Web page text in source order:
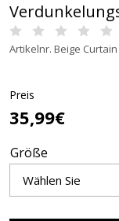
Artikelnr. Beige Curtain
Preis
35,99€
Größe